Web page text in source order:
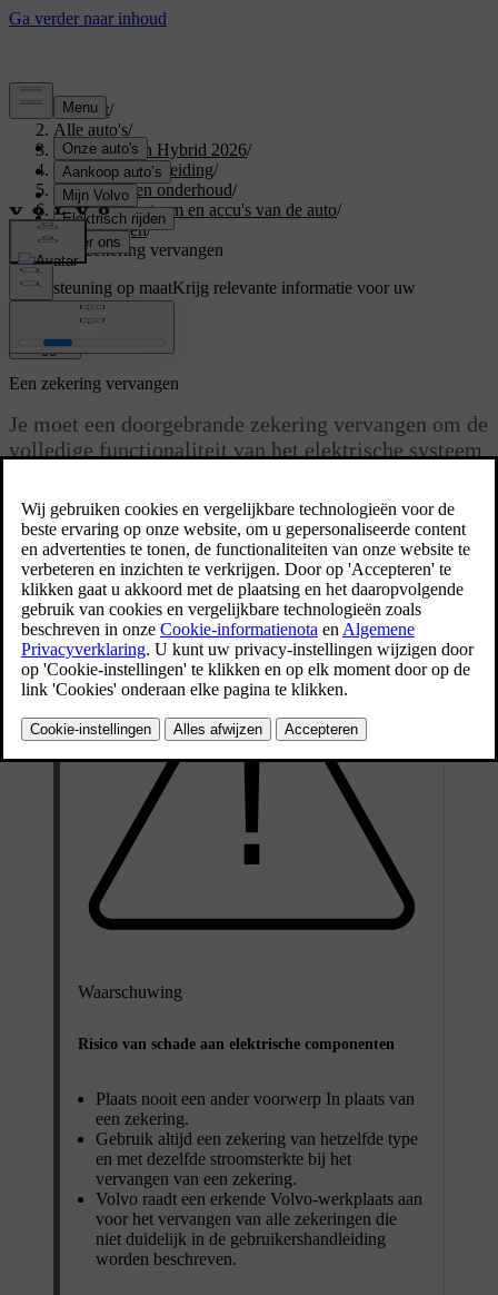
Support/
Alle auto's/
XC60 Plug-in Hybrid 2026/
Gebruikershandleiding/
Verzorging en onderhoud/
Elektrisch systeem en accu's van de auto/
Zekeringen/
Een zekering vervangen
Ondersteuning op maatKrijg relevante informatie voor uw
specifieke auto.
Inloggen
Bijgewerkt 02/02/2026
Een zekering vervangen
Je moet een doorgebrande zekering vervangen om de
volledige functionaliteit van het elektrische systeem
Volvo Support als je niet zeker weet hoe je dat moet
doen.
Waarschuwing
Risico van schade aan elektrische componenten
Plaats nooit een ander voorwerp In plaats van
een zekering.
Gebruik altijd een zekering van hetzelfde type
en met dezelfde stroomsterkte bij het
vervangen van een zekering.
Volvo raadt een erkende Volvo-werkplaats aan
voor het vervangen van alle zekeringen die
niet duidelijk in de gebruikershandleiding
worden beschreven.